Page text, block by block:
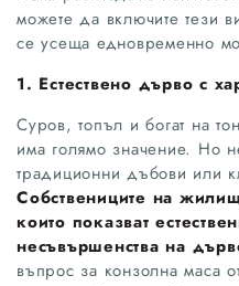
можете да включите тези
се усеща едновременно
1. Естествено дърво с
Суров, топъл и богат на
има голямо значение. Но
традиционни дъбови или
Собствениците на
които показват
несъвършенства на
въпрос за конзолна маса